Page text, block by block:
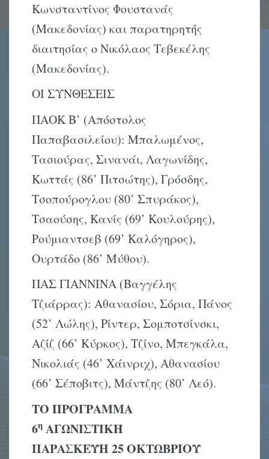
Κωνσταντίνος Φουστανάς
(Μακεδονίας) και παρατηρητής
διαιτησίας ο Νικόλαος Τεβεκέλης
(Μακεδονίας).
ΟΙ ΣΥΝΘΕΣΕΙΣ
ΠΑΟΚ Β’ (Απόστολος
Παπαβασιλείου): Μπαλωμένος,
Τασιούρας, Σινανάι, Λαγωνίδης,
Κωττάς (86’ Πιτσώτης), Γρόσδης,
Τσοπούρογλου (80’ Σπυράκος),
Τσαούσης, Κανίς (69’ Κουλούρης),
Ρούμιαντσεβ (69’ Καλόγηρος),
Ουρτάδο (86’ Μύθου).
ΠΑΣ ΓΙΑΝΝΙΝΑ (Βαγγέλης
Τζιάρρας): Αθανασίου, Σόρια, Πάνος
(52’ Λώλης), Ρίντερ, Σομποτσίνσκι,
Αζίζ (66’ Κύρκος), Τζίνο, Μπεγκάλα,
Νικολιάς (46’ Χάινριχ), Αθανασίου
(66’ Σέποβιτς), Μάντζης (80’ Λεό).
ΤΟ ΠΡΟΓΡΑΜΜΑ
6η ΑΓΩΝΙΣΤΙΚΗ
ΠΑΡΑΣΚΕΥΗ 25 ΟΚΤΩΒΡΙΟΥ